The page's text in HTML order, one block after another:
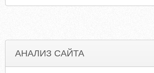
АНАЛИЗ САЙТА